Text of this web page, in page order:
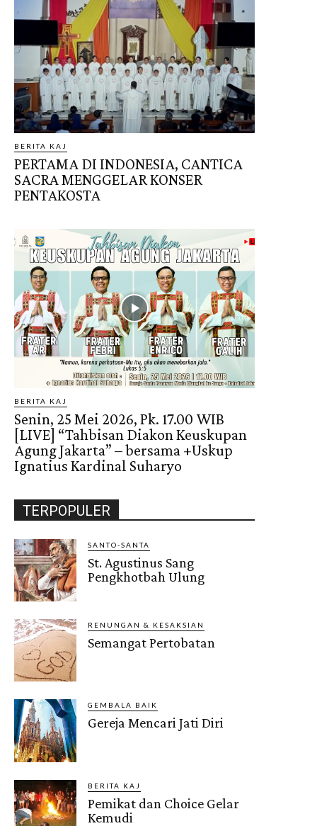
BERITA KAJ
PERTAMA DI INDONESIA, CANTICA
SACRA MENGGELAR KONSER
PENTAKOSTA
BERITA KAJ
Senin, 25 Mei 2026, Pk. 17.00 WIB
[LIVE] “Tahbisan Diakon Keuskupan
Agung Jakarta” – bersama +Uskup
Ignatius Kardinal Suharyo
TERPOPULER
SANTO-SANTA
St. Agustinus Sang
Pengkhotbah Ulung
RENUNGAN & KESAKSIAN
Semangat Pertobatan
GEMBALA BAIK
Gereja Mencari Jati Diri
BERITA KAJ
Pemikat dan Choice Gelar
Kemudi